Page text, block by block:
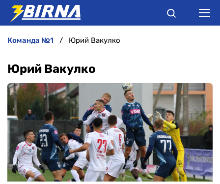
АНАЛІТИКА
ІНТЕРВ'Ю
РІЗНЕ
БУКМЕКЕРИ
команда №1 Юрий Вакулко
Юрий Вакулко